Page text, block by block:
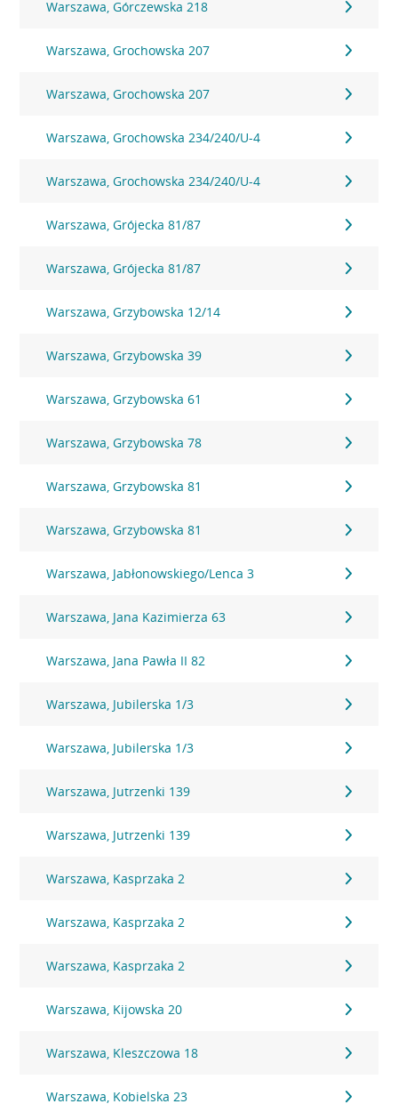
Warszawa, Górczewska 218
Warszawa, Grochowska 207
Warszawa, Grochowska 207
Warszawa, Grochowska 234/240/U-4
Warszawa, Grochowska 234/240/U-4
Warszawa, Grójecka 81/87
Warszawa, Grójecka 81/87
Warszawa, Grzybowska 12/14
Warszawa, Grzybowska 39
Warszawa, Grzybowska 61
Warszawa, Grzybowska 78
Warszawa, Grzybowska 81
Warszawa, Grzybowska 81
Warszawa, Jabłonowskiego/Lenca 3
Warszawa, Jana Kazimierza 63
Warszawa, Jana Pawła II 82
Warszawa, Jubilerska 1/3
Warszawa, Jubilerska 1/3
Warszawa, Jutrzenki 139
Warszawa, Jutrzenki 139
Warszawa, Kasprzaka 2
Warszawa, Kasprzaka 2
Warszawa, Kasprzaka 2
Warszawa, Kijowska 20
Warszawa, Kleszczowa 18
Warszawa, Kobielska 23